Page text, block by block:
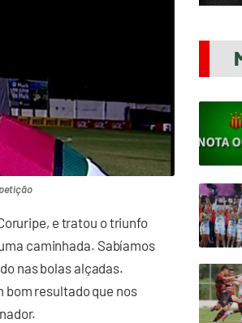
e tratou o triunfo
caminhada. Sabíamos
nas bolas alçadas.
resultado que nos